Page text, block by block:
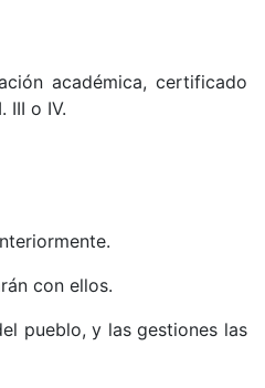
académica, certificado
III o IV.
con ellos.
pueblo, y las gestiones las